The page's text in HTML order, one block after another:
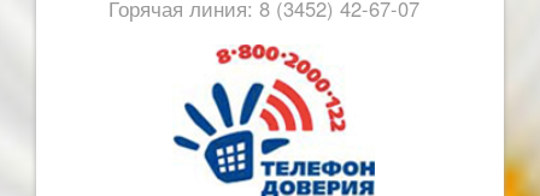
Горячая линия: 8 (3452) 42-67-07